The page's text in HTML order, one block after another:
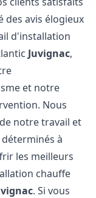
des avis élogieux
d'installation
Juvignac,
et notre
Nous
notre travail et
à
les meilleurs
chauffe
. Si vous